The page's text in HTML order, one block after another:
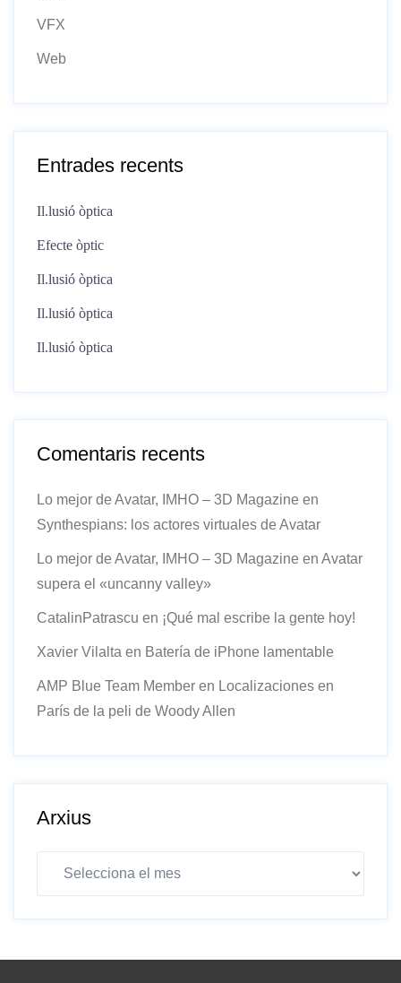
VFX
Web
Entrades recents
Il.lusió òptica
Efecte òptic
Il.lusió òptica
Il.lusió òptica
Il.lusió òptica
Comentaris recents
Lo mejor de Avatar, IMHO – 3D Magazine en
Synthespians: los actores virtuales de Avatar
Lo mejor de Avatar, IMHO – 3D Magazine en Avatar
supera el «uncanny valley»
CatalinPatrascu en ¡Qué mal escribe la gente hoy!
Xavier Vilalta en Batería de iPhone lamentable
AMP Blue Team Member en Localizaciones en
París de la peli de Woody Allen
Arxius